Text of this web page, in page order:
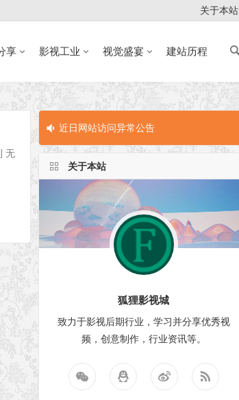
关于本站
享 影视工业 视觉盛宴 建站历程
无
近日网站访问异常公告
关于本站
狐狸影视城
致力于影视后期行业，学习并分享优秀视
频，创意制作，行业资讯等。